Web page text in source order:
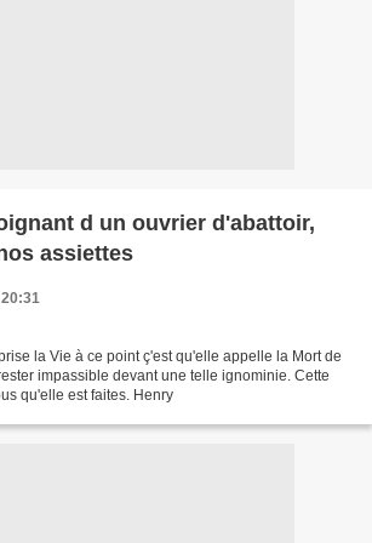
d un ouvrier d'abattoir,
assiettes
la Vie à ce point ç'est qu'elle appelle la Mort de
impassible devant une telle ignominie. Cette
qu'elle est faites. Henry